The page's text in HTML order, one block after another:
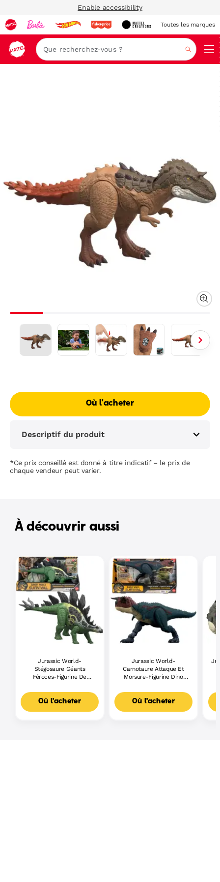
Enable accessibility
Toutes les marques
Où l'acheter
Descriptif du produit
*Ce prix conseillé est donné à titre indicatif – le prix de
chaque vendeur peut varier.
À découvrir aussi
Jurassic World-
Stégosaure Géants
Féroces-Figurine De
Où l'acheter
Jurassic World-
Carnotaure Attaque Et
Morsure-Figurine Dino
Où l'acheter